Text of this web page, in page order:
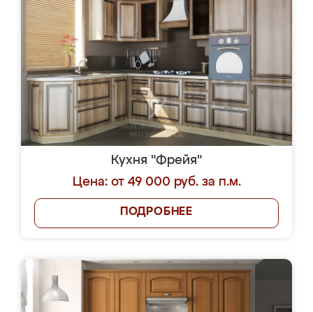
Кухня "Фрейя"
Цена: от 49 000 руб. за п.м.
ПОДРОБНЕЕ